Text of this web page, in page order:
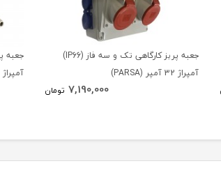
جعبه پریز کارگاهی تک و سه فاز (IP66)
آمپراژ 32 آمپر (PARSA)
7,190,000 تومان
آمپراژ 32 PARSA